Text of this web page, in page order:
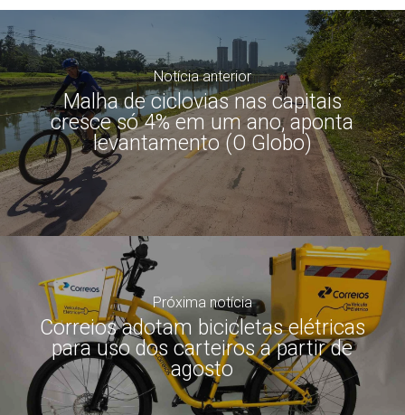
Notícia anterior
Malha de ciclovias nas capitais
cresce só 4% em um ano, aponta
levantamento (O Globo)
Próxima notícia
Correios adotam bicicletas elétricas
para uso dos carteiros a partir de
agosto